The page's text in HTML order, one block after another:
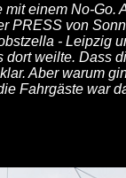
einem No-Go.
PRESS von
- Leipzig
dort weilte. Dass
Aber warum
Fahrgäste war